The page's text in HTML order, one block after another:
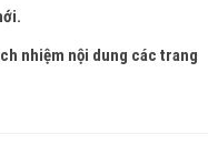
nhiệm nội dung các trang